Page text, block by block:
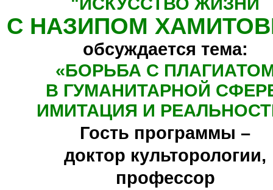
"ИСКУССТВО ЖИЗНИ
С НАЗИПОМ
обсуждается тема:
«БОРЬБА С
В ГУМАНИТАРНОЙ
ИМИТАЦИЯ И
Гость программы –
доктор культорологии,
профессор